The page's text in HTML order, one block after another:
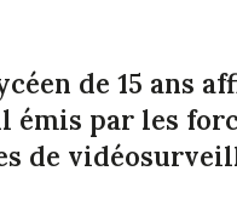
de 15 ans
par les
de